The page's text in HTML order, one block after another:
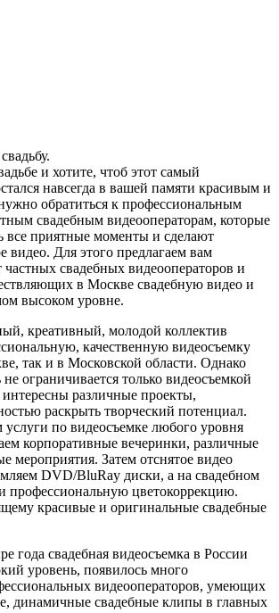
и хотите, чтоб этот самый
навсегда в вашей памяти красивым и
обратиться к профессиональным
свадебным видеооператорам, которые
все приятные моменты и сделают
видео. Для этого предлагаем вам
частных свадебных видеооператоров и
в Москве свадебную видео и
высоком уровне.
креативный, молодой коллектив
качественную видеосъемку
так и в Московской области. Однако
ограничивается только видеосъемкой
различные проекты,
раскрыть творческий потенциал.
по видеосъемке любого уровня
корпоративные вечеринки, различные
мероприятия. Затем отснятое видео
DVD/BluRay диски, а на свадебном
профессиональную цветокоррекцию.
красивые и оригинальные свадебные
года свадебная видеосъемка в России
уровень, появилось много
видеооператоров, умеющих
динамичные свадебные клипы в главных